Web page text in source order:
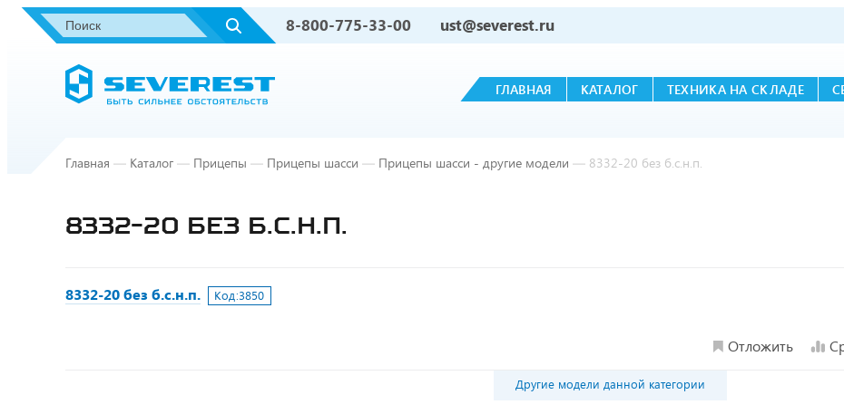
8-800-775-33-00 ust@severest.ru
ГЛАВНАЯ КАТАЛОГ ТЕХНИКА НА СКЛАДЕ
Главная — Каталог — Прицепы — Прицепы шасси — Прицепы шасси - другие модели — 8332-20 без б.с.н.п.
8332-20 БЕЗ Б.С.Н.П.
8332-20 без б.с.н.п. Код:3850
Отложить
Другие модели данной категории